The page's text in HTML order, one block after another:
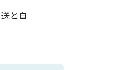
と自